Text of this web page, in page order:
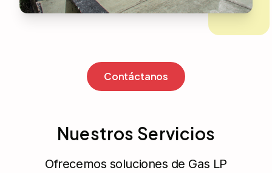
Contáctanos
Nuestros Servicios
Ofrecemos soluciones de Gas LP